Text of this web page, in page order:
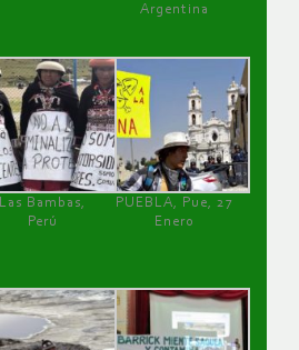
Argentina
Las Bambas,
Perú
PUEBLA, Pue, 27
Enero